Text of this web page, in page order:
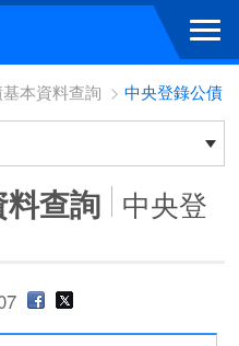
本資料查詢 > 中央登錄公債
查詢 中央登